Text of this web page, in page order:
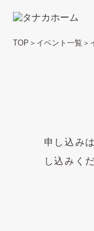
TOP ＞ イベント一覧 ＞
申し込み
し込みく